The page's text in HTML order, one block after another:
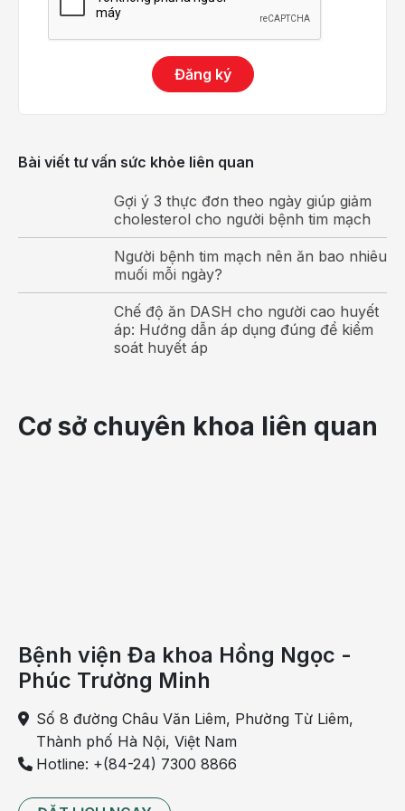
Thiếu máu, thiếu oxy.
Tác dụng phụ của thuốc điều trị rối loạn nhịp tim,
Chứng ngưng thở khi ngủ.
Tuổi tác càng cao gây xơ hóa và mất dần tế bào tạo
nhịp của nút xoang, dẫn đến hội chứng suy nút
xoang và là nguyên nhân gây nhịp chậm xoang.
Người trên 65 tuổi có nguy cơ bị rối loạn chức năng
nút xoang cao hơn nhóm trẻ tuổi.
Người bị nhịp chậm xoang thường có biểu hiện
choáng váng, ngất xỉu
Hầu hết các trường hợp nhịp chậm xoang thường
không có biểu hiện rõ ràng nên khó phát hiện khi
khám lâm sàng. Khi bị nhịp chậm xoang, người bệnh
Đăng ký
Bài viết tư vấn sức khỏe liên quan
Gợi ý 3 thực đơn theo ngày giúp giảm
cholesterol cho người bệnh tim mạch
Người bệnh tim mạch nên ăn bao nhiêu
muối mỗi ngày?
Chế độ ăn DASH cho người cao huyết
áp: Hướng dẫn áp dụng đúng để kiểm
soát huyết áp
Cơ sở chuyên khoa liên quan
Bệnh viện Đa khoa Hồng Ngọc -
Phúc Trường Minh
Số 8 đường Châu Văn Liêm, Phường Từ Liêm,
Thành phố Hà Nội, Việt Nam
Hotline: +(84-24) 7300 8866